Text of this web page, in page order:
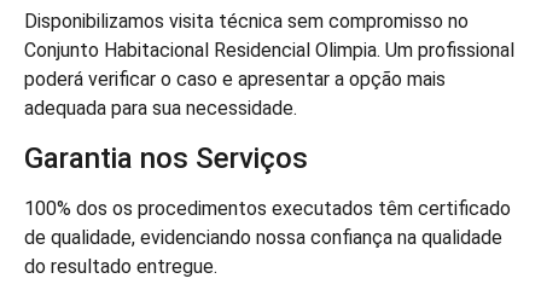
Disponibilizamos visita técnica sem compromisso no
Conjunto Habitacional Residencial Olimpia. Um profissional
poderá verificar o caso e apresentar a opção mais
adequada para sua necessidade.
Garantia nos Serviços
100% dos os procedimentos executados têm certificado
de qualidade, evidenciando nossa confiança na qualidade
do resultado entregue.